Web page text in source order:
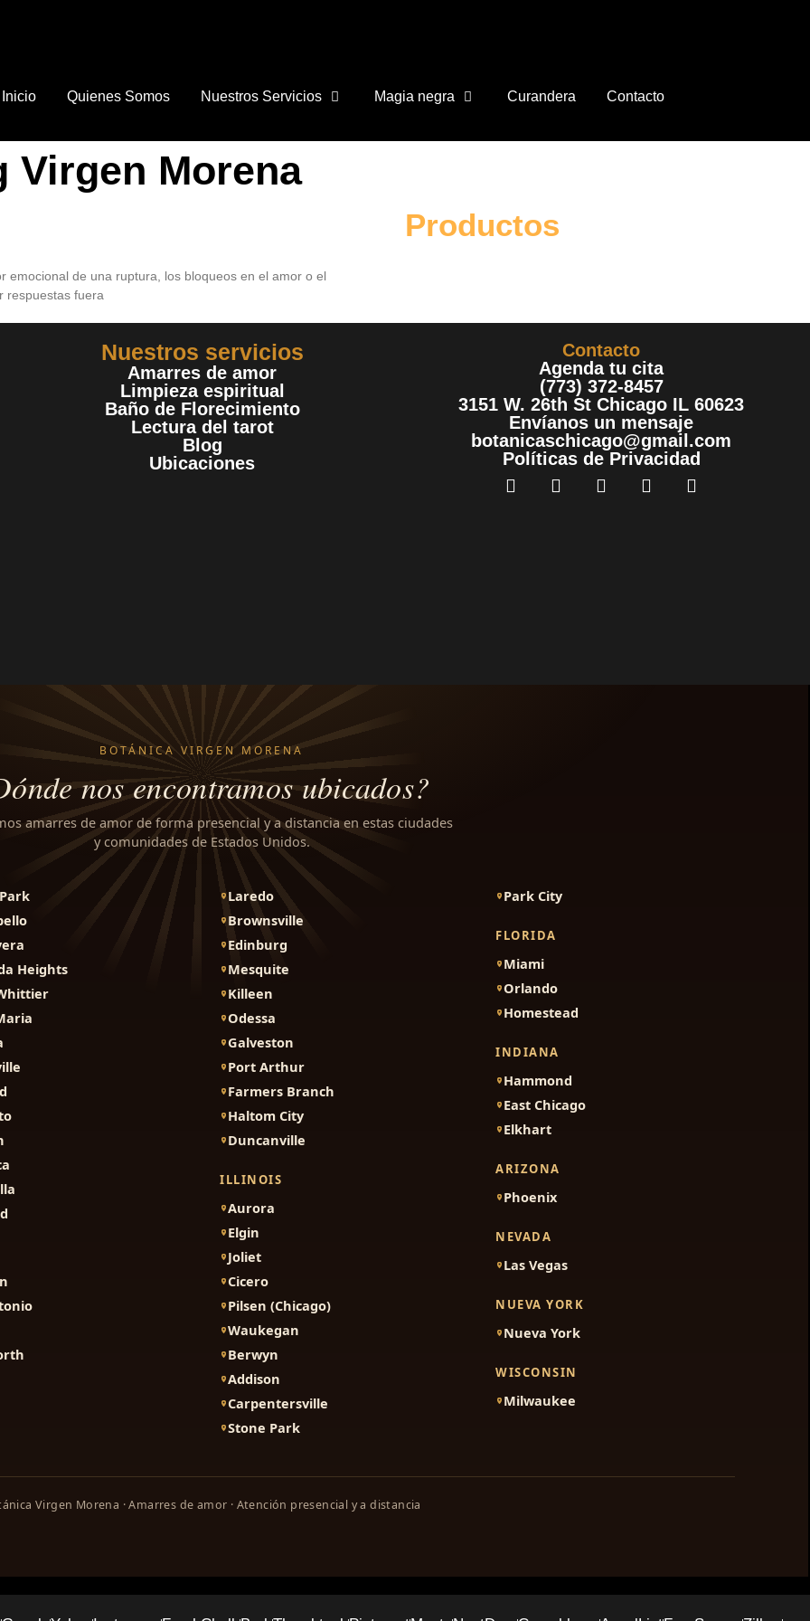
Inicio Quienes Somos Nuestros Servicios Magia negra Curandera Contacto
Virgen Morena
emocional de una ruptura, los bloqueos en el amor o el
respuestas fuera
Productos
Nuestros servicios
Amarres de amor
Limpieza espiritual
Baño de Florecimiento
Lectura del tarot
Blog
Ubicaciones
Contacto
Agenda tu cita
(773) 372-8457
3151 W. 26th St Chicago IL 60623
Envíanos un mensaje
botanicaschicago@gmail.com
Políticas de Privacidad
BOTÁNICA VIRGEN MORENA
nos encontramos ubicados?
amarres de amor de forma presencial y a distancia en estas ciudades
y comunidades de Estados Unidos.
Heights
Laredo
Brownsville
Edinburg
Mesquite
Killeen
Odessa
Galveston
Port Arthur
Farmers Branch
Haltom City
Duncanville
ILLINOIS
Aurora
Elgin
Joliet
Cicero
Pilsen (Chicago)
Waukegan
Berwyn
Addison
Carpentersville
Stone Park
Park City
FLORIDA
Miami
Orlando
Homestead
INDIANA
Hammond
East Chicago
Elkhart
ARIZONA
Phoenix
NEVADA
Las Vegas
NUEVA YORK
Nueva York
WISCONSIN
Milwaukee
Virgen Morena · Amarres de amor · Atención presencial y a distancia